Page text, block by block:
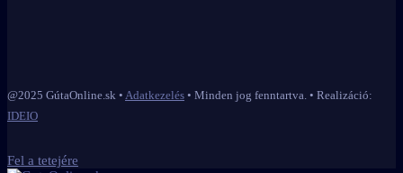
@2025 GútaOnline.sk • Adatkezelés • Minden jog fenntartva. • Realizáció:
IDEIO
Fel a tetejére